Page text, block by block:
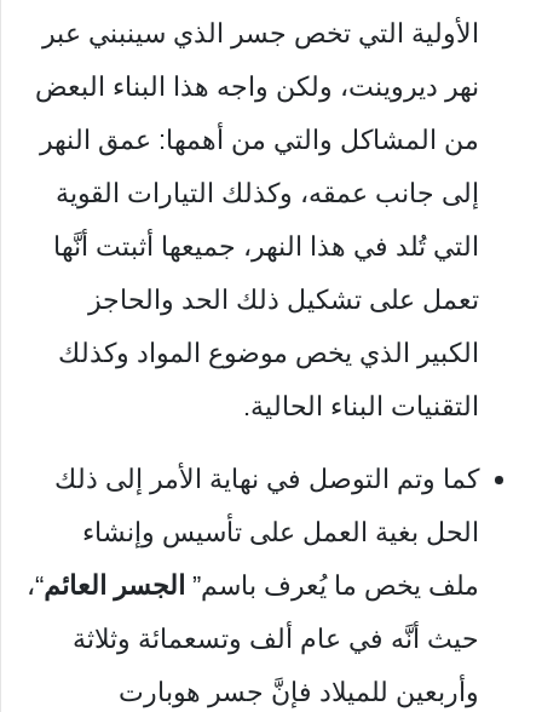
الأولية التي تخص جسر الذي سينبني عبر
نهر ديروينت، ولكن واجه هذا البناء البعض
من المشاكل والتي من أهمها: عمق النهر
إلى جانب عمقه، وكذلك التيارات القوية
التي تُلد في هذا النهر، جميعها أثبتت أنَّها
تعمل على تشكيل ذلك الحد والحاجز
الكبير الذي يخص موضوع المواد وكذلك
التقنيات البناء الحالية.
كما وتم التوصل في نهاية الأمر إلى ذلك
الحل بغية العمل على تأسيس وإنشاء
ملف يخص ما يُعرف باسم” الجسر العائم“،
حيث أنَّه في عام ألف وتسعمائة وثلاثة
وأربعين للميلاد فإنَّ جسر هوبارت